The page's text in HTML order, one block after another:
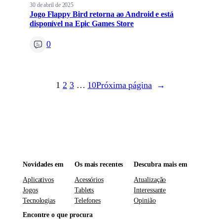
30 de abril de 2025
Jogo Flappy Bird retorna ao Android e está
disponível na Epic Games Store
0
1 2 3 … 10Próxima página →
Novidades em
Aplicativos
Jogos
Tecnologias
Os mais recentes
Acessórios
Tablets
Telefones
Descubra mais em
Atualização
Interessante
Opinião
Encontre o que procura